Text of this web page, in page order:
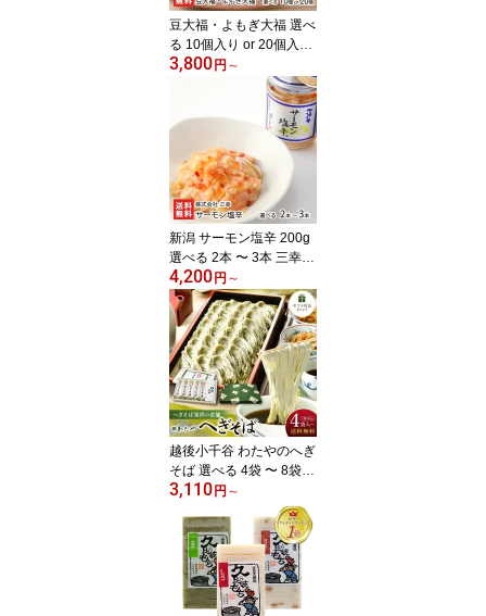
豆大福・よもぎ大福 選べ
る 10個入り or 20個入り
市川屋 和菓子 新潟県産
こがねもち 北海道産小豆
つぶあん 国産青豆 笹川
流れの塩 村上市岩船産ヨ
モギ だいふく スイーツ
新潟県 生産者直送 お取
り寄せ ギフト プレゼン
ト 贈り物
3,800円 ～
新潟 サーモン塩辛 200g
選べる 2本 〜 3本 三幸
シューイチで紹介 鮭 い
くら 海鮮漬物 鮭の塩辛
株式会社 三幸 新潟県 生
産者直送 お取り寄せ ギ
フト プレゼント 贈り物
代金引換決済不可
4,200円 ～
越後小千谷 わたやのへぎ
そば 選べる 4袋 〜 8袋
株式会社 わたや 新潟名
物 乾麺 へぎ蕎麦 新潟そ
ば ソバ そばセット 皇室
献上 新潟県 生産者直送
お取り寄せ ギフト プレ
ゼント 贈り物 送料無料
年越し蕎麦 年越しそば
3,110円 ～